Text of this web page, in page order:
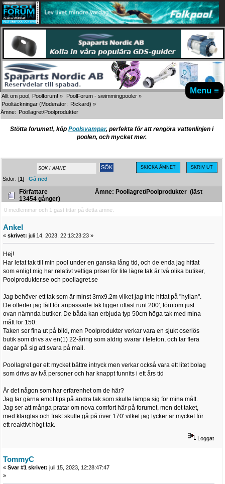
Menu ≡
Allt om pool, Poolforum! » PoolForum - swimmingpooler »
Pooltäckningar (Moderator: Rickard) »
Ämne: Poollagret/Poolprodukter
Stötta forumet!, köp Poolsvampar, perfekta för att rengöra vattenlinjen i
poolen, och mycket mer.
SKICKA ÄMNET SKRIV UT
Sidor: [1]Gå ned
Författare
Ämne: Poollagret/Poolprodukter (läst
13454 gånger)
0 medlemmar och 1 gäst tittar på detta ämne.
Ankel
« skrivet: juli 14, 2023, 22:13:23:23 »
Hej!
Har letat tak till min pool under en ganska lång tid, och de enda jag hittat
som enligt mig har relativt vettiga priser för lite lägre tak är två olika butiker,
Poolprodukter.se och poollagret.se
Jag behöver ett tak som är minst 3mx9.2m vilket jag inte hittat på "hyllan".
De offerter jag fått för anpassade tak ligger oftast runt 200', förutom just
ovan nämnda butiker. De båda kan erbjuda typ 50cm höga tak med mina
mått för 150:
Taken ser fina ut på bild, men Poolprodukter verkar vara en sjukt oseriös
butik som drivs av en(1) 22-åring som aldrig svarar i telefon, och tar flera
dagar på sig att svara på mail.
Poollagret ger ett mycket bättre intryck men verkar också vara ett litet bolag
som drivs av två personer och har knappt funnits i ett års tid
Är det någon som har erfarenhet om de här?
Jag tar gärna emot tips på andra tak som skulle lämpa sig för mina mått.
Jag ser att många pratar om nova comfort här på forumet, men det taket,
med klarglas och frakt skulle gå på över 170' vilket jag tycker är mycket för
ett reaktivt högt tak.
Loggat
TommyC
« Svar #1 skrivet: juli 15, 2023, 12:28:47:47
»